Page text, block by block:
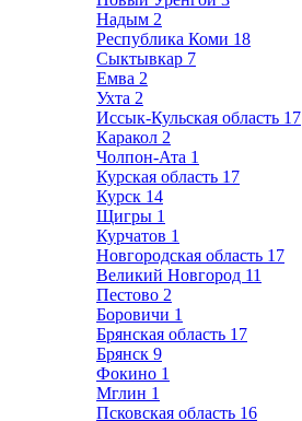
Надым 2
Республика Коми 18
Сыктывкар 7
Емва 2
Ухта 2
Иссык-Кульская область 17
Каракол 2
Чолпон-Ата 1
Курская область 17
Курск 14
Щигры 1
Курчатов 1
Новгородская область 17
Великий Новгород 11
Пестово 2
Боровичи 1
Брянская область 17
Брянск 9
Фокино 1
Мглин 1
Псковская область 16